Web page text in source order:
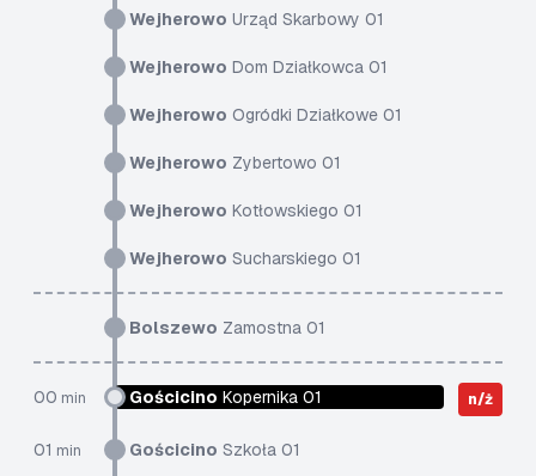
Wejherowo Urząd Skarbowy 01
Wejherowo Dom Działkowca 01
Wejherowo Ogródki Działkowe 01
Wejherowo Zybertowo 01
Wejherowo Kotłowskiego 01
Wejherowo Sucharskiego 01
Bolszewo Zamostna 01
00 min Gościcino Kopernika 01 n/ż
01 min Gościcino Szkoła 01